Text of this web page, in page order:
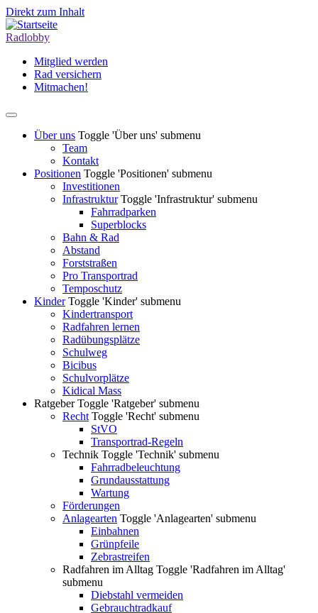
Direkt zum Inhalt
Radlobby
Mitglied werden
Rad versichern
Mitmachen!
Über uns Toggle 'Über uns' submenu
Team
Kontakt
Positionen Toggle 'Positionen' submenu
Investitionen
Infrastruktur Toggle 'Infrastruktur' submenu
Fahrradparken
Superblocks
Bahn & Rad
Abstand
Forststraßen
Pro Transportrad
Temposchutz
Kinder Toggle 'Kinder' submenu
Kindertransport
Radfahren lernen
Radübungsplätze
Schulweg
Bicibus
Schulvorplätze
Kidical Mass
Ratgeber Toggle 'Ratgeber' submenu
Recht Toggle 'Recht' submenu
StVO
Transportrad-Regeln
Technik Toggle 'Technik' submenu
Fahrradbeleuchtung
Grundausstattung
Wartung
Förderungen
Anlagearten Toggle 'Anlagearten' submenu
Einbahnen
Grünpfeile
Zebrastreifen
Radfahren im Alltag Toggle 'Radfahren im Alltag'
submenu
Diebstahl vermeiden
Gebrauchtradkauf